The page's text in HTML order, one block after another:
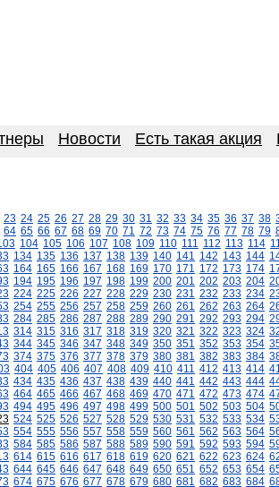
Новости Есть такая акция
23 24 25 26 27 28 29 30 31 32 33 34 35 36 37 38
64 65 66 67 68 69 70 71 72 73 74 75 76 77 78 79
104 105 106 107 108 109 110 111 112 113 114
134 135 136 137 138 139 140 141 142 143 144
164 165 166 167 168 169 170 171 172 173 174
194 195 196 197 198 199 200 201 202 203 204
224 225 226 227 228 229 230 231 232 233 234
254 255 256 257 258 259 260 261 262 263 264
284 285 286 287 288 289 290 291 292 293 294
314 315 316 317 318 319 320 321 322 323 324
344 345 346 347 348 349 350 351 352 353 354
374 375 376 377 378 379 380 381 382 383 384
404 405 406 407 408 409 410 411 412 413 414
434 435 436 437 438 439 440 441 442 443 444
464 465 466 467 468 469 470 471 472 473 474
494 495 496 497 498 499 500 501 502 503 504
524 525 526 527 528 529 530 531 532 533 534
554 555 556 557 558 559 560 561 562 563 564
584 585 586 587 588 589 590 591 592 593 594
614 615 616 617 618 619 620 621 622 623 624
644 645 646 647 648 649 650 651 652 653 654
674 675 676 677 678 679 680 681 682 683 684